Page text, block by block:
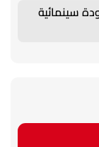
سينمائية